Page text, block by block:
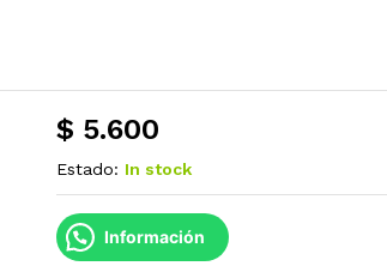
$ 5.600
Estado: In stock
Información